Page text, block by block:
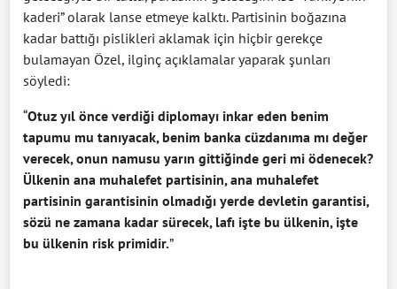
kaderi” olarak lanse etmeye kalktı. Partisinin boğazına
kadar battığı pislikleri aklamak için hiçbir gerekçe
bulamayan Özel, ilginç açıklamalar yaparak şunları
söyledi:
“Otuz yıl önce verdiği diplomayı inkar eden benim
tapumu mu tanıyacak, benim banka cüzdanıma mı değer
verecek, onun namusu yarın gittiğinde geri mi ödenecek?
Ülkenin ana muhalefet partisinin, ana muhalefet
partisinin garantisinin olmadığı yerde devletin garantisi,
sözü ne zamana kadar sürecek, lafı işte bu ülkenin, işte
bu ülkenin risk primidir.”